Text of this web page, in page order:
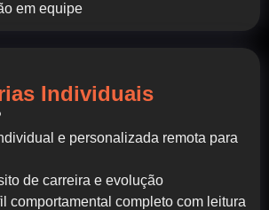
em equipe
Individuais
e personalizada remota para
de carreira e evolução
comportamental completo com leitura